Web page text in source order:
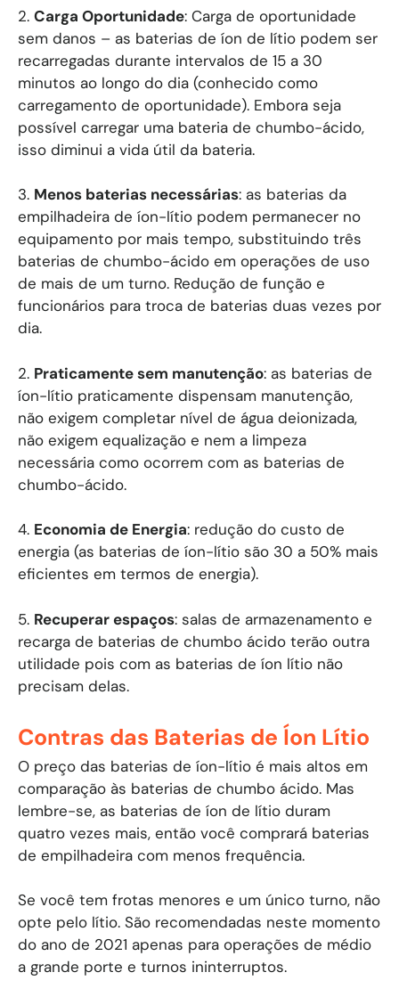
2. Carga Oportunidade: Carga de oportunidade
sem danos – as baterias de íon de lítio podem ser
recarregadas durante intervalos de 15 a 30
minutos ao longo do dia (conhecido como
carregamento de oportunidade). Embora seja
possível carregar uma bateria de chumbo-ácido,
isso diminui a vida útil da bateria.
3. Menos baterias necessárias: as baterias da
empilhadeira de íon-lítio podem permanecer no
equipamento por mais tempo, substituindo três
baterias de chumbo-ácido em operações de uso
de mais de um turno. Redução de função e
funcionários para troca de baterias duas vezes por
dia.
2. Praticamente sem manutenção: as baterias de
íon-lítio praticamente dispensam manutenção,
não exigem completar nível de água deionizada,
não exigem equalização e nem a limpeza
necessária como ocorrem com as baterias de
chumbo-ácido.
4. Economia de Energia: redução do custo de
energia (as baterias de íon-lítio são 30 a 50% mais
eficientes em termos de energia).
5. Recuperar espaços: salas de armazenamento e
recarga de baterias de chumbo ácido terão outra
utilidade pois com as baterias de íon lítio não
precisam delas.
Contras das Baterias de Íon Lítio
O preço das baterias de íon-lítio é mais altos em
comparação às baterias de chumbo ácido. Mas
lembre-se, as baterias de íon de lítio duram
quatro vezes mais, então você comprará baterias
de empilhadeira com menos frequência.
Se você tem frotas menores e um único turno, não
opte pelo lítio. São recomendadas neste momento
do ano de 2021 apenas para operações de médio
a grande porte e turnos ininterruptos.